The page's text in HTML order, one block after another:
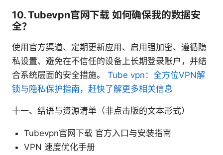
10. Tubevpn官网下载 如何确保我的数据安
全？
使用官方渠道、定期更新应用、启用强加密、遵循隐
私设置、避免在不信任的设备上长期登录账户，并结
合系统层面的安全措施。 Tube vpn：全方位VPN解
锁与隐私保护指南，赶快了解更多相关信息
十一、结语与资源清单（非点击版的文本形式）
Tubevpn官网下载 官方入口与安装指南
VPN 速度优化手册